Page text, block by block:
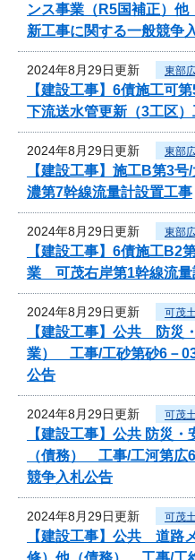
ンス事業（R5国補正）
新工事に関する一般競争
2024年8月29日更新 東部
【建設工事】6債施工可
下流送水管更新（3工区
2024年8月29日更新 東部
【建設工事】施工B第3
濃第7幹線流量計設置工事
2024年8月29日更新 東部
【建設工事】6債施工B2
業 可茂右岸第1幹線流量
2024年8月29日更新 可茂
【建設工事】公共 防災
業） 工事/工砂第砂6－
公告
2024年8月29日更新 可茂
【建設工事】公共 防災・
（債務） 工事/工河第広
競争入札公告
2024年8月29日更新 可茂
【建設工事】公共 道路